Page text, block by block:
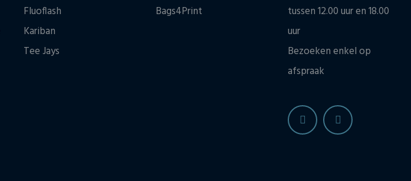
Fluoflash
Kariban
Tee Jays
Bags4Print
tussen 12.00 uur en 18.00
uur
Bezoeken enkel op
afspraak